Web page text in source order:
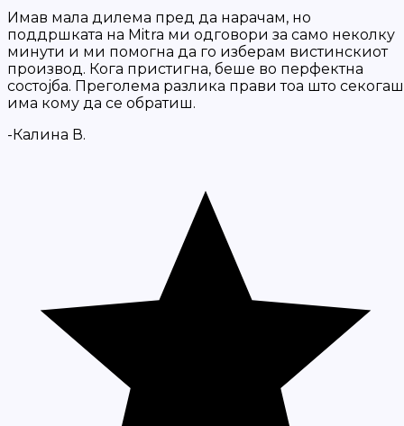
Имав мала дилема пред да нарачам, но
поддршката на Mitra ми одговори за само неколку
минути и ми помогна да го изберам вистинскиот
производ. Кога пристигна, беше во перфектна
состојба. Преголема разлика прави тоа што секогаш
има кому да се обратиш.
-Калина В.